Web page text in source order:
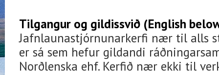
Tilgangur og gildissvið (English
Jafnlaunastjórnunarkerfi nær til alls
er sá sem hefur gildandi
Norðlenska ehf. Kerfið nær ekki til